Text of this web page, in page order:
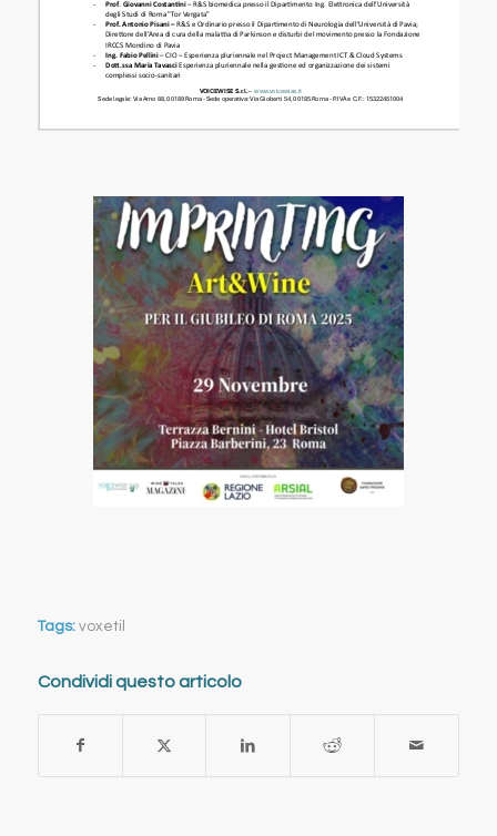
Tags: voxetil
Condividi questo articolo